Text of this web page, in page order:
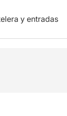
y entradas